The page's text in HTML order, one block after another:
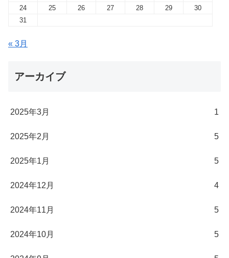
24
25 26 27 28 29
30
31
« 3月
アーカイブ
2025年3月 1
2025年2月 5
2025年1月 5
2024年12月 4
2024年11月 5
2024年10月 5